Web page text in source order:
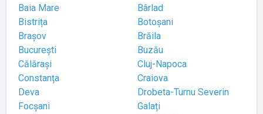
Baia Mare
Bârlad
Bistrița
Botoșani
Brașov
Brăila
București
Buzău
Călărași
Cluj-Napoca
Constanța
Craiova
Deva
Drobeta-Turnu Severin
Focșani
Galați